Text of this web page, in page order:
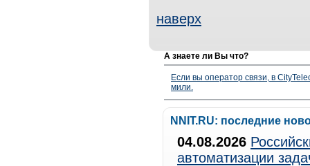
наверх
А знаете ли Вы что?
Если вы оператор связи, в
мили.
NNIT.RU: последние
04.08.2026
автоматизации